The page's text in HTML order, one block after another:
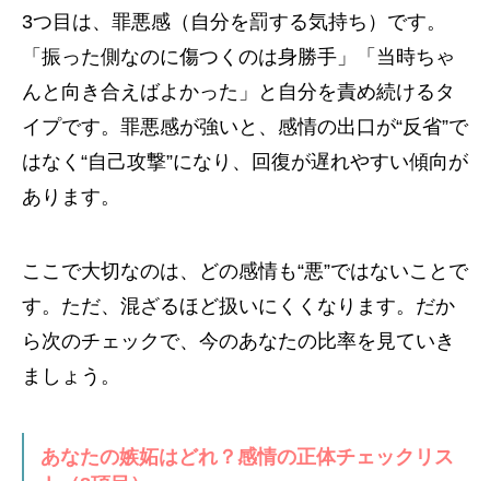
3つ目は、罪悪感（自分を罰する気持ち）です。
「振った側なのに傷つくのは身勝手」「当時ちゃ
んと向き合えばよかった」と自分を責め続けるタ
イプです。罪悪感が強いと、感情の出口が“反省”で
はなく“自己攻撃”になり、回復が遅れやすい傾向が
あります。
ここで大切なのは、どの感情も“悪”ではないことで
す。ただ、混ざるほど扱いにくくなります。だか
ら次のチェックで、今のあなたの比率を見ていき
ましょう。
あなたの嫉妬はどれ？感情の正体チェックリス